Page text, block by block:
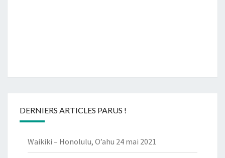
DERNIERS ARTICLES PARUS !
Waikiki – Honolulu, O’ahu 24 mai 2021